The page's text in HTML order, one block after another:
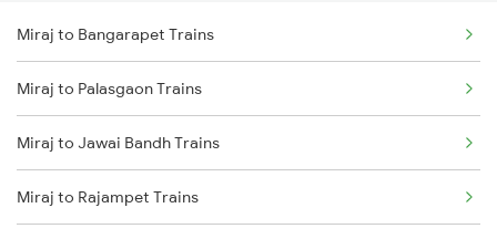
Miraj to Thane Trains
Miraj to Bangarapet Trains
Miraj to Palasgaon Trains
Miraj to Jawai Bandh Trains
Miraj to Rajampet Trains